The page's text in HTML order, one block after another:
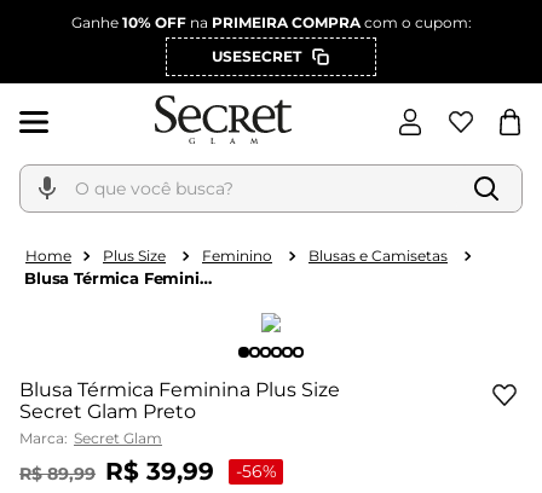
Ganhe 10% OFFna PRIMEIRA COMPRAcom o cupom:
USESECRET
O que você busca?
Plus Size Feminino Blusas e Camisetas
Blusa Térmica Feminina
Blusa Térmica Feminina Plus Size
Secret Glam Preto
Marca: Secret Glam
R$ 89,99 R$ 39,99 -56%